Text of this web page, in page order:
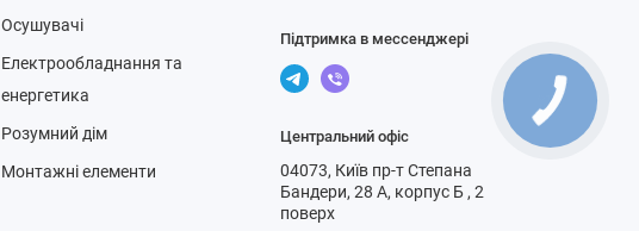
Осушувачі
Електрообладнання та
енергетика
Розумний дім
Монтажні елементи
Підтримка в мессенджері
Центральний офіс
04073, Київ пр-т Степана
Бандери, 28 А, корпус Б , 2
поверх